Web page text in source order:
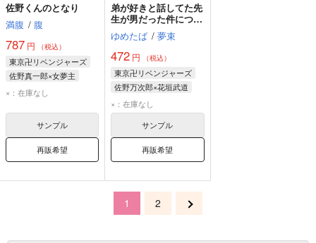
佐野くんのとなり
満腹 / 腹
787 円 （税込）
東京卍リベンジャーズ
佐野真一郎×女夢主
佐野真一郎
×：在庫なし
サンプル
再販希望
弟が好きと話してた先
生が男だった件につい
て
ゆめたば / 夢束
472 円 （税込）
東京卍リベンジャーズ
佐野万次郎×花垣武道
佐野万次郎
佐野真一郎
花垣武道
×：在庫なし
サンプル
再販希望
1 2